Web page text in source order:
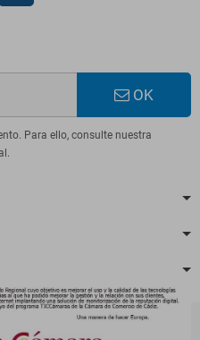
OK
Para ello, consulte nuestra